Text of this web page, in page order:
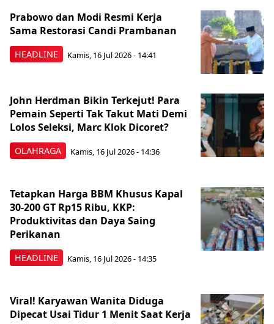
HEADLINE
Prabowo dan Modi Resmi Kerja
Sama Restorasi Candi Prambanan
Kamis, 16 Jul 2026 - 14:41
OLAHRAGA
John Herdman Bikin Terkejut! Para
Pemain Seperti Tak Takut Mati Demi
Lolos Seleksi, Marc Klok Dicoret?
Kamis, 16 Jul 2026 - 14:36
HEADLINE
Tetapkan Harga BBM Khusus Kapal
30-200 GT Rp15 Ribu, KKP:
Produktivitas dan Daya Saing
Perikanan
Kamis, 16 Jul 2026 - 14:35
Viral! Karyawan Wanita Diduga
Dipecat Usai Tidur 1 Menit Saat Kerja